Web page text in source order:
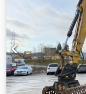
variable) 540-1323
course de vérin
hydraulique pour
1x moteur
transfert 549-0183 1x
bloc refroidisseur
590-0290 2x
de purification d'air
550-4954 1x arbre à